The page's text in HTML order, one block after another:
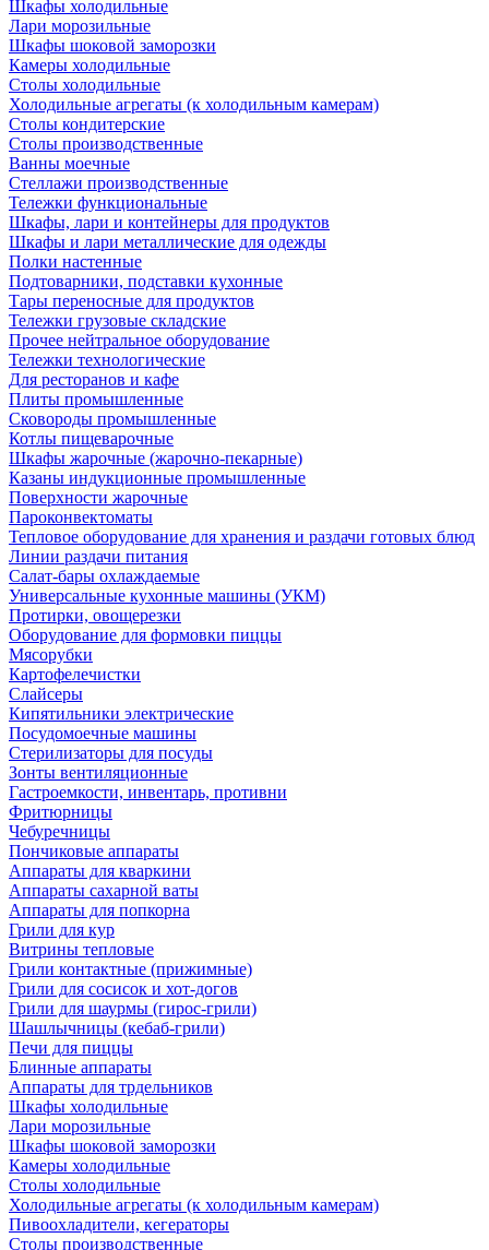
Шкафы холодильные
Лари морозильные
Шкафы шоковой заморозки
Камеры холодильные
Столы холодильные
Холодильные агрегаты (к холодильным камерам)
Столы кондитерские
Столы производственные
Ванны моечные
Стеллажи производственные
Тележки функциональные
Шкафы, лари и контейнеры для продуктов
Шкафы и лари металлические для одежды
Полки настенные
Подтоварники, подставки кухонные
Тары переносные для продуктов
Тележки грузовые складские
Прочее нейтральное оборудование
Тележки технологические
Для ресторанов и кафе
Плиты промышленные
Сковороды промышленные
Котлы пищеварочные
Шкафы жарочные (жарочно-пекарные)
Казаны индукционные промышленные
Поверхности жарочные
Пароконвектоматы
Тепловое оборудование для хранения и раздачи готовых блюд
Линии раздачи питания
Салат-бары охлаждаемые
Универсальные кухонные машины (УКМ)
Протирки, овощерезки
Оборудование для формовки пиццы
Мясорубки
Картофелечистки
Слайсеры
Кипятильники электрические
Посудомоечные машины
Стерилизаторы для посуды
Зонты вентиляционные
Гастроемкости, инвентарь, противни
Фритюрницы
Чебуречницы
Пончиковые аппараты
Аппараты для кваркини
Аппараты сахарной ваты
Аппараты для попкорна
Грили для кур
Витрины тепловые
Грили контактные (прижимные)
Грили для сосисок и хот-догов
Грили для шаурмы (гирос-грили)
Шашлычницы (кебаб-грили)
Печи для пиццы
Блинные аппараты
Аппараты для трдельников
Шкафы холодильные
Лари морозильные
Шкафы шоковой заморозки
Камеры холодильные
Столы холодильные
Холодильные агрегаты (к холодильным камерам)
Пивоохладители, кегераторы
Столы производственные